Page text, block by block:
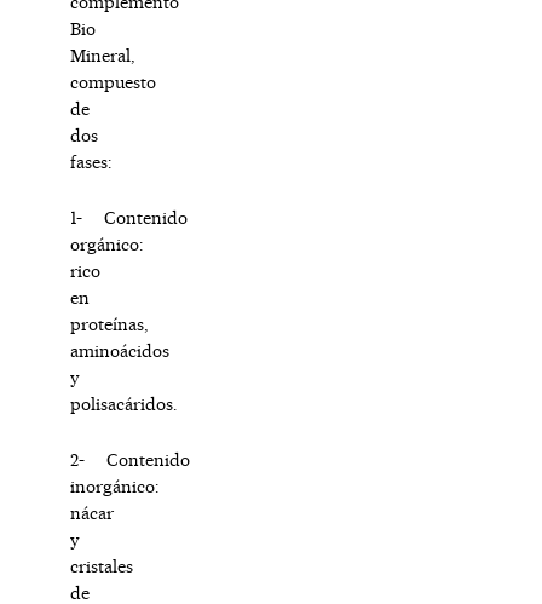
Bio
Mineral,
compuesto
de
dos
fases:
1- Contenido
orgánico:
rico
en
proteínas,
aminoácidos
y
polisacáridos.
2- Contenido
inorgánico:
nácar
y
cristales
de